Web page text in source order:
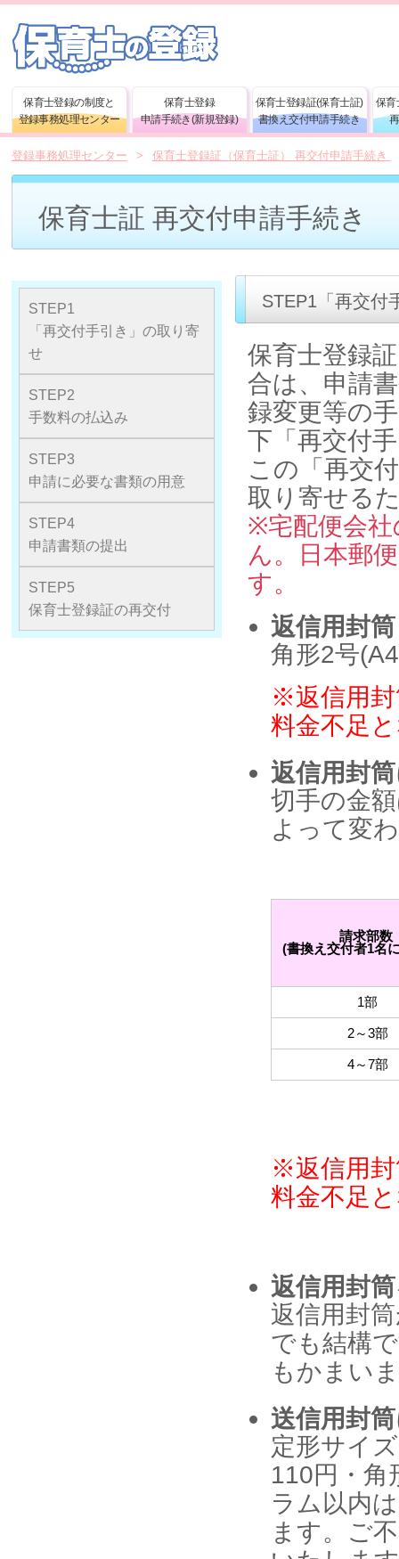
保育士登録の制度と
登録事務処理センター
保育士登録
申請手続き(新規登録)
保育士登録証(保育士証)
書換え交付申請手続き
保育
登録事務処理センター > 保育士登録証（保育士証） 再交付申請手続き
保育士証 再交付申請手続き
STEP1「再交付
保育士登録
合は、申請
録変更等の
下「再交付
この「再交
取り寄せる
※宅配便会
ん。日本郵
す。
返信用封
角形2号
※返信用封
料金不足
返信用封
切手の金
よって変
請求部数
(書換え交付者1名
1部
2～3部
4～7部
※返信用封
料金不足
返信用封
返信用封
でも結構
もかまい
送信用封
定形サイ
110円・角
ラム以内
ます。ご
STEP1
「再交付手引き」の取り寄
せ
STEP2
手数料の払込み
STEP3
申請に必要な書類の用意
STEP4
申請書類の提出
STEP5
保育士登録証の再交付